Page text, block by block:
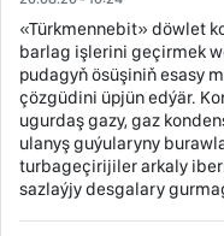
«Türkmennebit» döwlet
barlag işlerini geçirmek
pudagyň ösüşiniň esasy
çözgüdini üpjün edýär.
ugurdaş gazy, gaz
ulanyş guýularyny
turbageçirijiler arkaly
sazlaýjy desgalary